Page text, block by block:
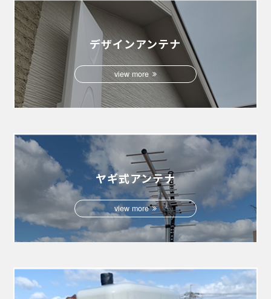
デザインアンテナ
view more
ヤギ式アンテナ
view more